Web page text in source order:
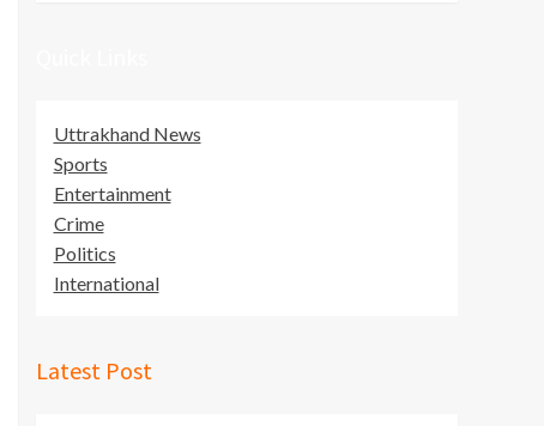
Uttrakhand News
Sports
Entertainment
Crime
Politics
International
Latest Post